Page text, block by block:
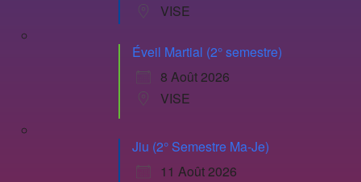
VISE
Éveil Martial (2° semestre)
8 Août 2026
VISE
Jiu (2° Semestre Ma-Je)
11 Août 2026